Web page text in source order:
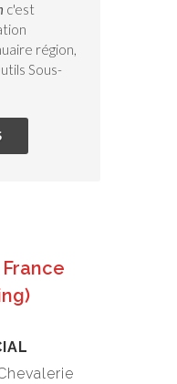
c'est
région,
Sous-